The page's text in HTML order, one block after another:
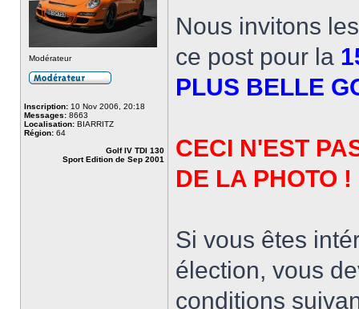
Modérateur
Inscription: 10 Nov 2006, 20:18
Messages: 8663
Localisation: BIARRITZ
Région: 64
Golf IV TDI 130
Sport Edition de Sep 2001
Nous invitons
ce post pour la
PLUS BELLE
CECI N'EST
DE LA PHOTO !
Si vous êtes
élection, vous
conditions